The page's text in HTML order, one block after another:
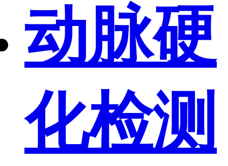
动脉硬
化检测